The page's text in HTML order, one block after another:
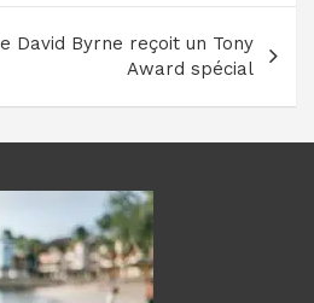
David Byrne reçoit un Tony
Award spécial